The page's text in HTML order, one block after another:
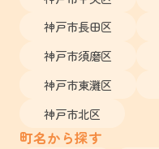
神戸市長田区
神戸市須磨区
神戸市東灘区
神戸市北区
町名から探す